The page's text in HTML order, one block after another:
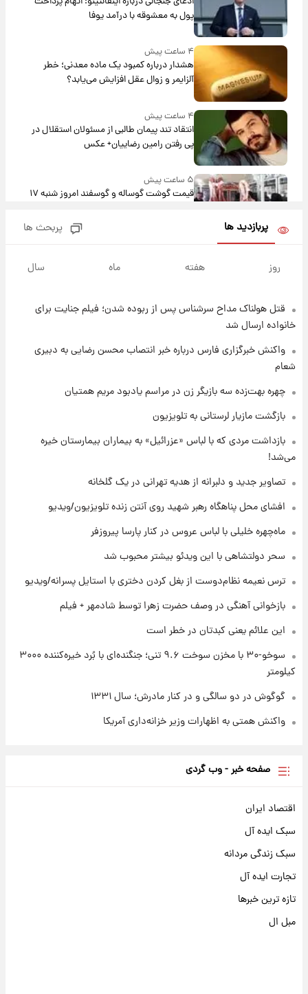
پول به معشوقه با درآمد یوفا
۴ ساعت پیش
هشدار درباره کمبود یک ماده معدنی؛ خطر
آلزایمر و زوال عقل افزایش می‌یابد؟
۴ ساعت پیش
انتقاد تند پیمان طالبی از مسئولان استقلال در
پی رفتن رامین رضاییان+ عکس
۵ ساعت پیش
قیمت گوشت گوساله و گوسفند امروز شنبه ۱۷
شوید+ فیلم
۶ ساعت پیش
قیمت محصولات ایران‌خودرو و سایپا امروز شنبه
۱۷ مرداد ۱۴۰۵
۲۰ ساعت پیش
۲۰ ساعت پیش
بازیکن به درد نخور استقلال با مقصد اروپا این
تیم را ترک کرد!
۱ روز پیش
تصاویر کمتر دیده‌شده از شهیدان حاجی‌زاده و
پربازدید ها پربحث ها
روز هفته ماه سال
قتل هولناک مداح سرشناس پس از ربوده شدن؛ فیلم جنایت برای
خانواده ارسال شد
واکنش خبرگزاری فارس درباره خبر انتصاب محسن رضایی به دبیری
شعام
چهره بهت‌زده سه بازیگر زن در مراسم یادبود مریم همتیان
بازگشت مازیار لرستانی به تلویزیون
بازداشت مردی که با لباس «عزرائیل» به بیماران بیمارستان خیره
می‌شد!
تصاویر جدید و دلبرانه از هدیه تهرانی در یک گلخانه
افشای محل پناهگاه‌ رهبر شهید روی آنتن زنده تلویزیون/ویدیو
ماه‌چهره خلیلی با لباس عروس در کنار پارسا پیروزفر
سحر دولتشاهی با این ویدئو بیشتر محبوب شد
ترس نعیمه نظام‌دوست از بغل کردن دختری با استایل پسرانه/ویدیو
بازخوانی آهنگی در وصف حضرت زهرا توسط شادمهر + فیلم
این علائم یعنی کبدتان در خطر است
سوخو-۳۰ با مخزن سوخت ۹.۶ تنی؛ جنگنده‌ای با بُرد خیره‌کننده ۳۰۰۰
کیلومتر
گوگوش در دو سالگی و در کنار مادرش؛ سال ۱۳۳۱
واکنش همتی به اظهارات وزیر خزانه‌داری آمریکا
صفحه خبر - وب گردی
اقتصاد ایران
سبک ایده آل
سبک زندگی مردانه
تجارت ایده آل
تازه ترین خبرها
مبل ال